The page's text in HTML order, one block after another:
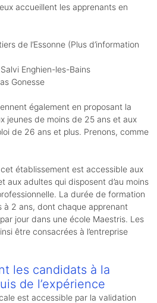
accueillent les apprenants en
de l’Essonne (Plus d’information
Enghien-les-Bains
Gonesse
également en proposant la
jeunes de moins de 25 ans et aux
de 26 ans et plus. Prenons, comme
établissement est accessible aux
aux adultes qui disposent d’au moins
La durée de formation
à 2 ans, dont chaque apprenant
jour dans une école Maestris. Les
être consacrées à l’entreprise
les candidats à la
de l’expérience
est accessible par la validation